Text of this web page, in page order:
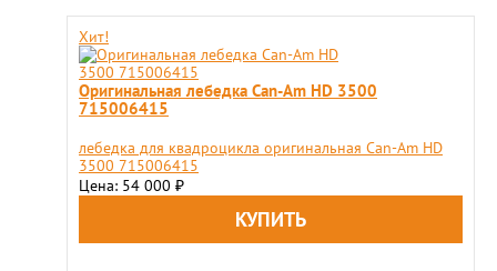
Хит!
Оригинальная лебедка Can-Am HD 3500
715006415
лебедка для квадроцикла оригинальная Can-Am HD
3500 715006415
Цена: 54 000 ₽